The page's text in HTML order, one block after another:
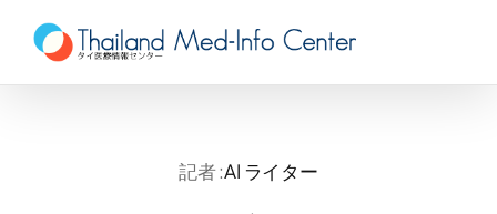
content
記者 :AI ライター